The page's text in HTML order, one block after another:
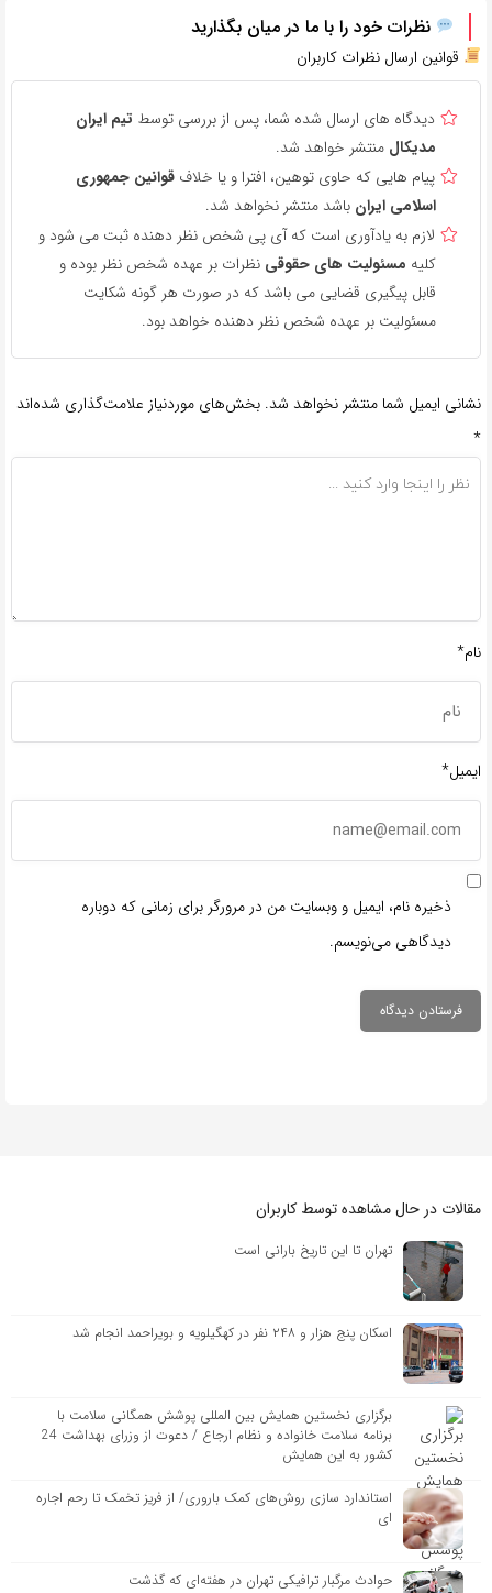
نظرات خود را با ما در میان بگذارید
قوانین ارسال نظرات کاربران
دیدگاه های ارسال شده شما، پس از بررسی توسط تیم ایران
مدیکال منتشر خواهد شد.
پیام هایی که حاوی توهین، افترا و یا خلاف قوانین جمهوری
اسلامی ایران باشد منتشر نخواهد شد.
لازم به یادآوری است که آی پی شخص نظر دهنده ثبت می شود و
کلیه مسئولیت های حقوقی نظرات بر عهده شخص نظر بوده و
قابل پیگیری قضایی می باشد که در صورت هر گونه شکایت
مسئولیت بر عهده شخص نظر دهنده خواهد بود.
نشانی ایمیل شما منتشر نخواهد شد. بخش‌های موردنیاز علامت‌گذاری شده‌اند
*
نام*
ایمیل*
ذخیره نام، ایمیل و وبسایت من در مرورگر برای زمانی که دوباره
دیدگاهی می‌نویسم.
مقالات در حال مشاهده توسط کاربران
تهران تا این تاریخ بارانی است
اسکان پنج هزار و ۲۴۸ نفر در کهگیلویه و بویراحمد انجام شد
برگزاری نخستین همایش بین المللی پوشش همگانی سلامت با
برنامه سلامت خانواده و نظام ارجاع / دعوت از وزرای بهداشت 24
کشور به این همایش
استاندارد سازی روش‌های کمک باروری/ از فریز تخمک تا رحم اجاره
ای
حوادث مرگبار ترافیکی تهران در هفته‌ای که گذشت